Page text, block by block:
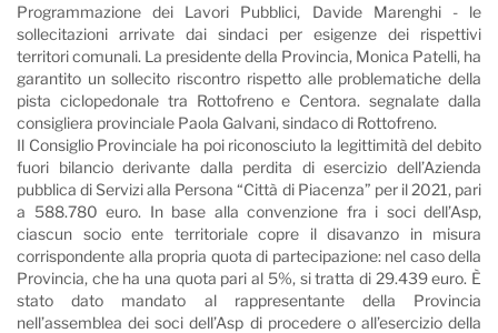
Programmazione dei Lavori Pubblici, Davide Marenghi - le
sollecitazioni arrivate dai sindaci per esigenze dei rispettivi
territori comunali. La presidente della Provincia, Monica Patelli, ha
garantito un sollecito riscontro rispetto alle problematiche della
pista ciclopedonale tra Rottofreno e Centora. segnalate dalla
consigliera provinciale Paola Galvani, sindaco di Rottofreno.
Il Consiglio Provinciale ha poi riconosciuto la legittimità del debito
fuori bilancio derivante dalla perdita di esercizio dell’Azienda
pubblica di Servizi alla Persona “Città di Piacenza” per il 2021, pari
a 588.780 euro. In base alla convenzione fra i soci dell’Asp,
ciascun socio ente territoriale copre il disavanzo in misura
corrispondente alla propria quota di partecipazione: nel caso della
Provincia, che ha una quota pari al 5%, si tratta di 29.439 euro. È
stato dato mandato al rappresentante della Provincia
nell’assemblea dei soci dell’Asp di procedere o all’esercizio della